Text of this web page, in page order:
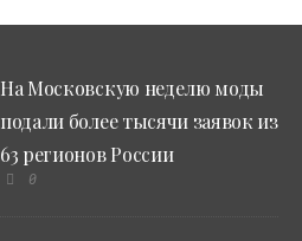
На Московскую неделю моды
подали более тысячи заявок из
63 регионов России
0